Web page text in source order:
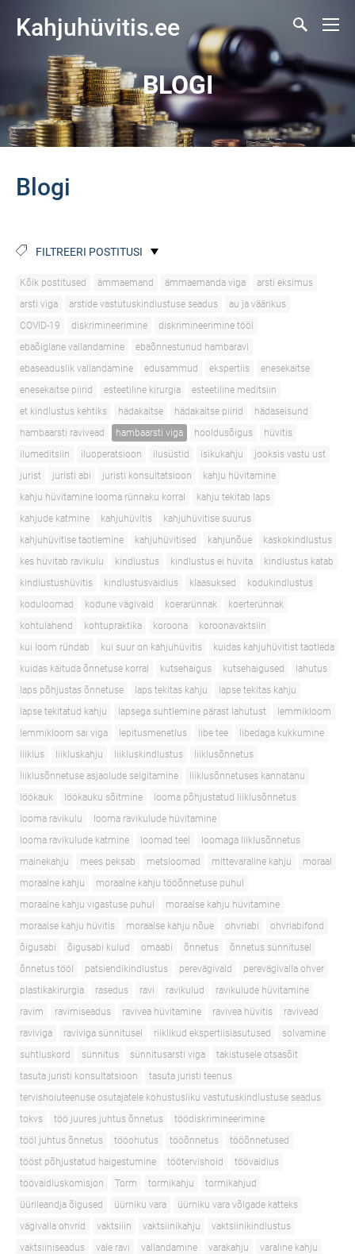
Kahjuhüvitis.ee
BLOGI
Blogi
FILTREERI POSTITUSI
Kõik postitused ämmaemand ämmaemanda viga
arsti eksimus
arsti viga
arstide vastutuskindlustuse seadus
au ja väärikus
COVID-19
diskrimineerimine
diskrimineerimine tööl
ebaõiglane vallandamine
ebaõnnestunud hambaravi
ebaseaduslik vallandamine
edusammud ekspertiis
enesekaitse
enesekaitse piirid
esteetiline kirurgia
esteetiline meditsiin
et kindlustus kehtiks
hädakaitse hädakaitse piirid
hädaseisund
hambaarsti ravivead
hambaarsti viga hooldusõigus
hüvitis
ilumeditsiin
iluoperatsioon ilusüstid isikukahju
jooksis vastu ust
jurist
juristi abi juristi konsultatsioon
kahju hüvitamine
kahju hüvitamine looma rünnaku korral
kahju tekitab laps
kahjude katmine
kahjuhüvitis
kahjuhüvitise suurus
kahjuhüvitise taotlemine
kahjuhüvitised kahjunõue
kaskokindlustus
kes hüvitab ravikulu
kindlustus kindlustus ei hüvita
kindlustus katab
kindlustushüvitis
kindlustusvaidlus klaasuksed
kodukindlustus
koduloomad
kodune vägivald koerarünnak
koerterünnak
kohtulahend
kohtupraktika koroona
koroonavaktsiin
kui loom ründab
kui suur on kahjuhüvitis
kuidas kahjuhüvitist taotleda
kuidas käituda õnnetuse korral
kutsehaigus kutsehaigused
lahutus
laps põhjustas õnnetuse
laps tekitas kahju
lapse tekitas kahju
lapse tekitatud kahju
lapsega suhtlemine pärast lahutust
lemmikloom
lemmikloom sai viga
lepitusmenetlus libe tee
libedaga kukkumine
liiklus
liikluskahju liikluskindlustus
liiklusõnnetus
liiklusõnnetuse asjaolude selgitamine
liiklusõnnetuses kannatanu
löökauk
löökauku sõitmine
looma põhjustatud liiklusõnnetus
looma ravikulu
looma ravikulude hüvitamine
looma ravikulude katmine
loomad teel
loomaga liiklusõnnetus
mainekahju
mees peksab metsloomad mittevaraline kahju
moraal
moraalne kahju
moraalne kahju tööõnnetuse puhul
moraalne kahju vigastuse puhul
moraalse kahju hüvitamine
moraalse kahju hüvitis
moraalse kahju nõue ohvriabi
ohvriabifond
õigusabi
õigusabi kulud omaabi õnnetus
õnnetus sünnitusel
õnnetus tööl
patsiendikindlustus perevägivald
perevägivalla ohver
plastikakirurgia
rasedus ravi ravikulud
ravikulude hüvitamine
ravim
ravimiseadus ravivea hüvitamine ravivea hüvitis
ravivead
raviviga
raviviga sünnitusel riiklikud ekspertiisiasutused
solvamine
suhtluskord
sünnitus sünnitusarsti viga
takistusele otsasõit
tasuta juristi konsultatsioon
tasuta juristi teenus
tervishoiuteenuse osutajatele kohustusliku vastutuskindlustuse seadus
tokvs
töö juures juhtus õnnetus
töödiskrimineerimine
tööl juhtus õnnetus
tööohutus tööõnnetus
tööõnnetused
tööst põhjustatud haigestumine
töötervishoid
töövaidlus
töövaidluskomisjon
Torm tormikahju
tormikahjud
üürileandja õigused
üürniku vara
üürniku vara võlgade katteks
vägivalla ohvrid
vaktsiiin vaktsiinikahju
vaktsiinikindlustus
vaktsiiniseadus
vale ravi vallandamine varakahju
varaline kahju